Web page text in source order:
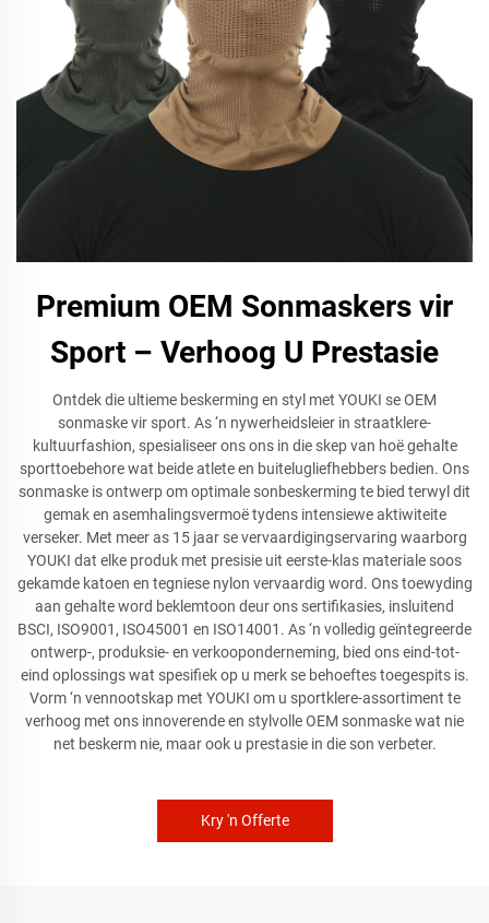
Premium OEM Sonmaskers vir
Sport – Verhoog U Prestasie
Ontdek die ultieme beskerming en styl met YOUKI se OEM
sonmaske vir sport. As ‘n nywerheidsleier in straatklere-
kultuurfashion, spesialiseer ons ons in die skep van hoë gehalte
sporttoebehore wat beide atlete en buitelugliefhebbers bedien. Ons
sonmaske is ontwerp om optimale sonbeskerming te bied terwyl dit
gemak en asemhalingsvermoë tydens intensiewe aktiwiteite
verseker. Met meer as 15 jaar se vervaardigingservaring waarborg
YOUKI dat elke produk met presisie uit eerste-klas materiale soos
gekamde katoen en tegniese nylon vervaardig word. Ons toewyding
aan gehalte word beklemtoon deur ons sertifikasies, insluitend
BSCI, ISO9001, ISO45001 en ISO14001. As ‘n volledig geïntegreerde
ontwerp-, produksie- en verkooponderneming, bied ons eind-tot-
eind oplossings wat spesifiek op u merk se behoeftes toegespits is.
Vorm ‘n vennootskap met YOUKI om u sportklere-assortiment te
verhoog met ons innoverende en stylvolle OEM sonmaske wat nie
net beskerm nie, maar ook u prestasie in die son verbeter.
Kry 'n Offerte